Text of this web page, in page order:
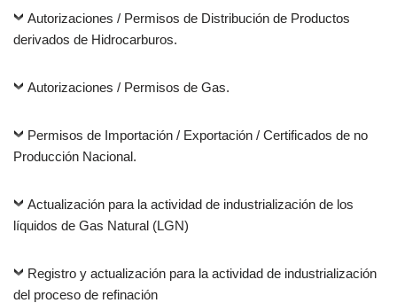
Autorizaciones / Permisos de Distribución de Productos
derivados de Hidrocarburos.
Autorizaciones / Permisos de Gas.
Permisos de Importación / Exportación / Certificados de no
Producción Nacional.
Actualización para la actividad de industrialización de los
líquidos de Gas Natural (LGN)
Registro y actualización para la actividad de industrialización
del proceso de refinación